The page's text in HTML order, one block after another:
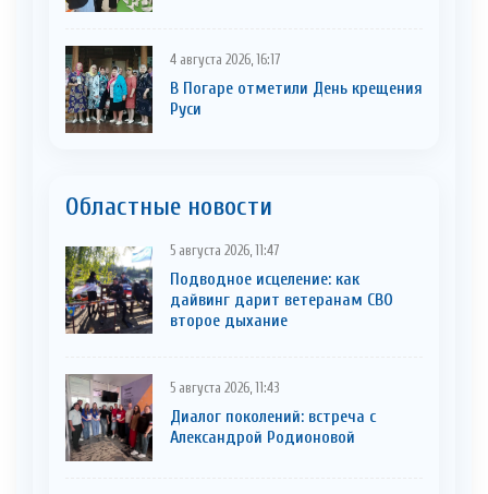
4 августа 2026, 16:17
В Погаре отметили День крещения
Руси
Областные новости
5 августа 2026, 11:47
Подводное исцеление: как
дайвинг дарит ветеранам СВО
второе дыхание
5 августа 2026, 11:43
Диалог поколений: встреча с
Александрой Родионовой